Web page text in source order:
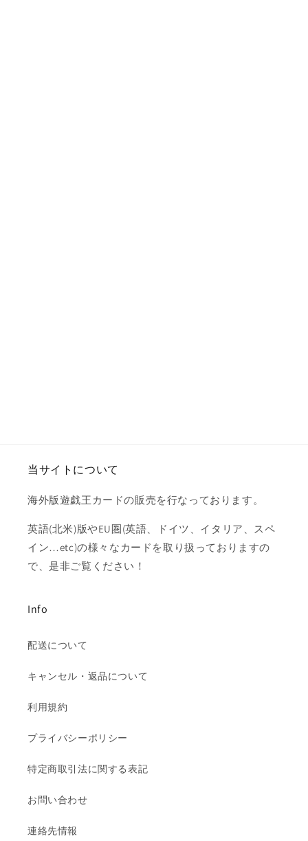
当サイトについて
海外版遊戯王カードの販売を行なっております。
英語(北米)版やEU圏(英語、ドイツ、イタリア、スペ
イン…etc)の様々なカードを取り扱っておりますの
で、是非ご覧ください！
Info
配送について
キャンセル・返品について
利用規約
プライバシーポリシー
特定商取引法に関する表記
お問い合わせ
連絡先情報